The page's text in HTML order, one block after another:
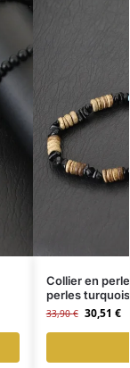
Collier en
perles
33,90€ 30,51 €